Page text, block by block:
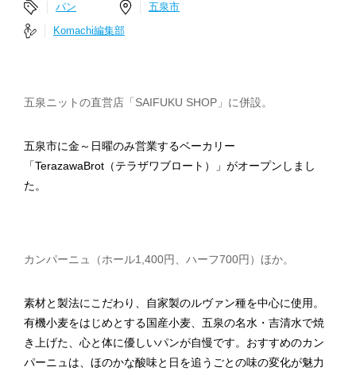
パン
五泉市
Komachi編集部
五泉ニットの直営店「SAIFUKU SHOP」に併設。
五泉市に金～日曜のみ営業するベーカリー
「TerazawaBrot（テラザワブロート）」がオープンしまし
た。
カンパーニュ（ホール1,400円、ハーフ700円）ほか。
素材と製法にこだわり、自家製のルヴァン種を中心に使用。
有機小麦をはじめとする国産小麦、五泉の名水・吉清水で焼
き上げた、心と体に優しいパンが自慢です。おすすめのカン
パーニュは、ほのかな酸味と日を追うごとの味の変化が魅力